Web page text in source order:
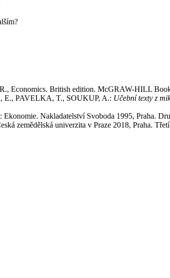
Economics. British edition. McGRAW-HILL
PAVELKA, T., SOUKUP, A.: Učební texty z
Nakladatelství Svoboda 1995, Praha.
zemědělská univerzita v Praze 2018, Praha.